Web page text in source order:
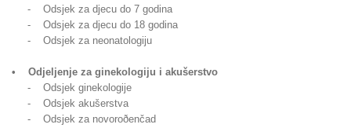
- Odsjek za djecu do 7 godina
- Odsjek za djecu do 18 godina
- Odsjek za neonatologiju
• Odjeljenje za ginekologiju i akušerstvo
- Odsjek ginekologije
- Odsjek akušerstva
- Odsjek za novoroðenčad